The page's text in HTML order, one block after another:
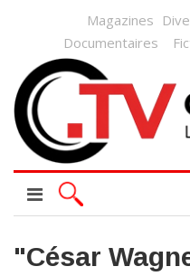
Magazines
Documentaires
"César